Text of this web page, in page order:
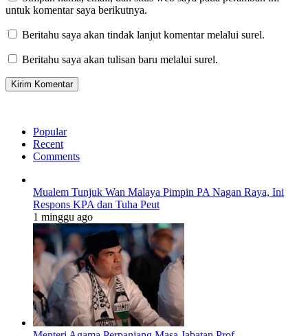
untuk komentar saya berikutnya.
Beritahu saya akan tindak lanjut komentar melalui surel.
Beritahu saya akan tulisan baru melalui surel.
Popular
Recent
Comments
Mualem Tunjuk Wan Malaya Pimpin PA Nagan Raya, Ini
Respons KPA dan Tuha Peut
1 minggu ago